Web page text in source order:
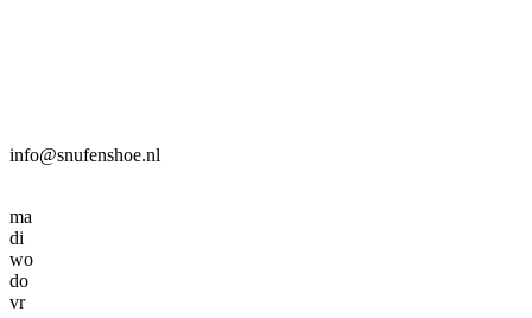
info@snufenshoe.nl
ma
di
wo
do
vr